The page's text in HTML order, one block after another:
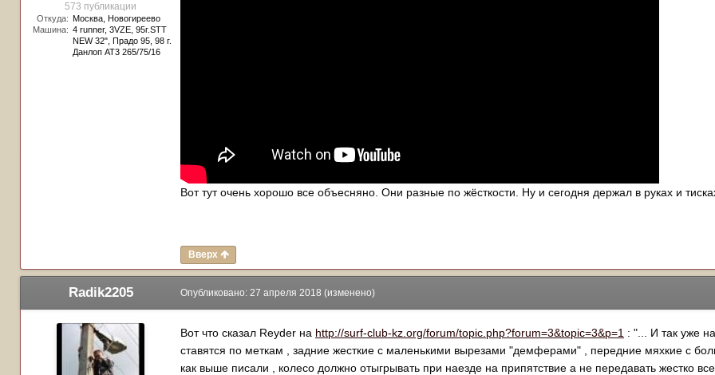
573 публикации
Откуда: Москва, Новогиреево
Машина: 4 runner, 3VZE, 95г.STT
NEW 32", Прадо 95, 98 г.
Данлоп АТ3 265/75/16
Вот тут очень хорошо все объесняно. Они разные по жёсткости. Ну и сегодня держал в руках и
Вверх
Radik2205 Опубликовано: 27 апреля 2018 (изменено)
Вот что сказал Reyder на http://surf-club-kz.org/forum/topic.php?forum=3&topic=3&p=1 : "... И так уже
ставятся по меткам , задние жесткие с маленькими вырезами "демферами" , передние мяхкие с
как выше писали , колесо должно отыгрывать при наезде на припятствие а не передавать жестко